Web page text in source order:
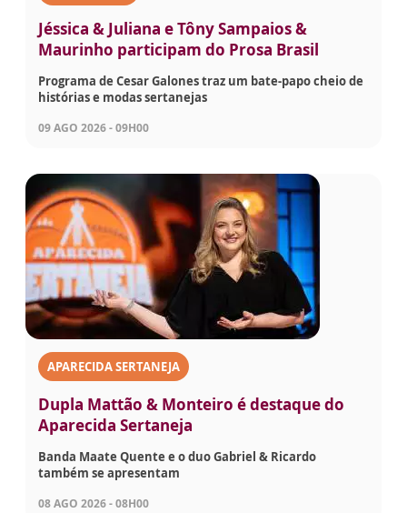
Jéssica & Juliana e Tôny Sampaios &
Maurinho participam do Prosa Brasil
Programa de Cesar Galones traz um bate-papo cheio de
histórias e modas sertanejas
09 AGO 2026 - 09H00
APARECIDA SERTANEJA
Dupla Mattão & Monteiro é destaque do
Aparecida Sertaneja
Banda Maate Quente e o duo Gabriel & Ricardo
também se apresentam
08 AGO 2026 - 08H00